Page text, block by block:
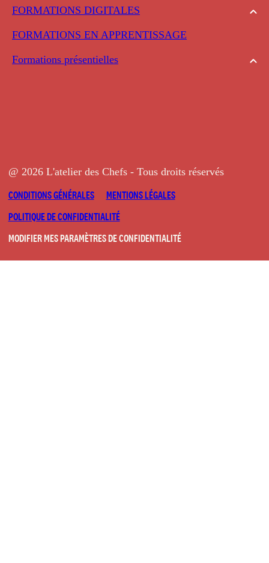
FORMATIONS DIGITALES
FORMATIONS EN APPRENTISSAGE
Formations présentielles
@ 2026 L'atelier des Chefs - Tous droits réservés
CONDITIONS GÉNÉRALES
MENTIONS LÉGALES
POLITIQUE DE CONFIDENTIALITÉ
MODIFIER MES PARAMÈTRES DE CONFIDENTIALITÉ